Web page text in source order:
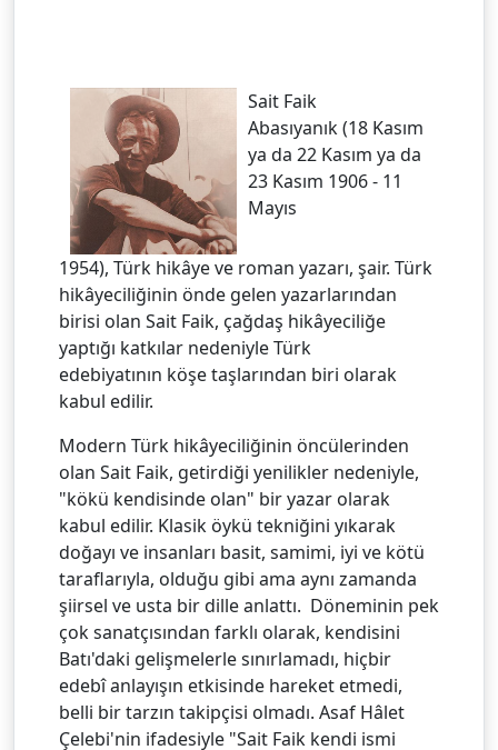
Sait Faik
Abasıyanık (18 Kasım
ya da 22 Kasım ya da
23 Kasım 1906 - 11
Mayıs
1954), Türk hikâye ve roman yazarı, şair. Türk
hikâyeciliğinin önde gelen yazarlarından
birisi olan Sait Faik, çağdaş hikâyeciliğe
yaptığı katkılar nedeniyle Türk
edebiyatının köşe taşlarından biri olarak
kabul edilir.
Modern Türk hikâyeciliğinin öncülerinden
olan Sait Faik, getirdiği yenilikler nedeniyle,
"kökü kendisinde olan" bir yazar olarak
kabul edilir. Klasik öykü tekniğini yıkarak
doğayı ve insanları basit, samimi, iyi ve kötü
taraflarıyla, olduğu gibi ama aynı zamanda
şiirsel ve usta bir dille anlattı. Döneminin pek
çok sanatçısından farklı olarak, kendisini
Batı'daki gelişmelerle sınırlamadı, hiçbir
edebî anlayışın etkisinde hareket etmedi,
belli bir tarzın takipçisi olmadı. Asaf Hâlet
Çelebi'nin ifadesiyle "Sait Faik kendi ismi